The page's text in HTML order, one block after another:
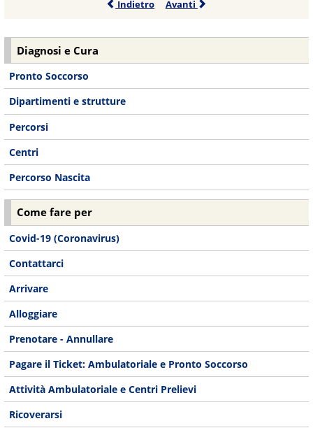
Indietro Avanti
Diagnosi e Cura
Pronto Soccorso
Dipartimenti e strutture
Percorsi
Centri
Percorso Nascita
Come fare per
Covid-19 (Coronavirus)
Contattarci
Arrivare
Alloggiare
Prenotare - Annullare
Pagare il Ticket: Ambulatoriale e Pronto Soccorso
Attività Ambulatoriale e Centri Prelievi
Ricoverarsi